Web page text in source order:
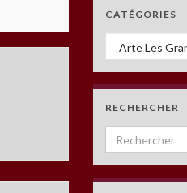
CATÉGORIES
Catégories
RECHERCHER
Search for: